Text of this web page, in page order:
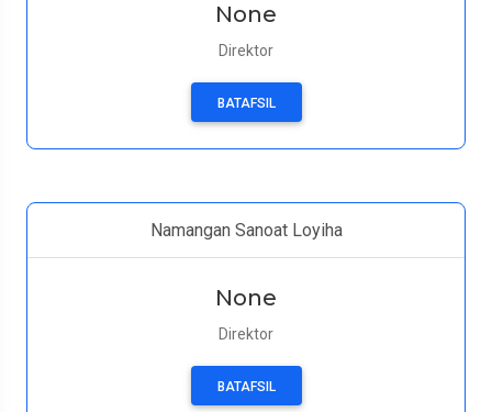
None
Direktor
BATAFSIL
Namangan Sanoat Loyiha
None
Direktor
BATAFSIL